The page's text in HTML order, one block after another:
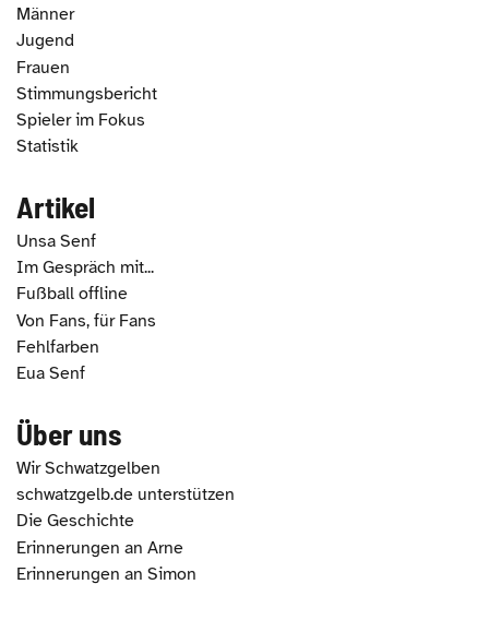
Männer
Jugend
Frauen
Stimmungsbericht
Spieler im Fokus
Statistik
Artikel
Unsa Senf
Im Gespräch mit...
Fußball offline
Von Fans, für Fans
Fehlfarben
Eua Senf
Über uns
Wir Schwatzgelben
schwatzgelb.de unterstützen
Die Geschichte
Erinnerungen an Arne
Erinnerungen an Simon